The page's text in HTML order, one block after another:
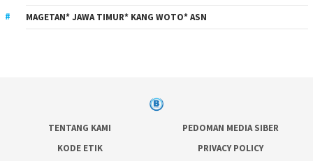
MAGETAN* JAWA TIMUR* KANG WOTO* ASN
TENTANG KAMI
PEDOMAN MEDIA SIBER
KODE ETIK
PRIVACY POLICY